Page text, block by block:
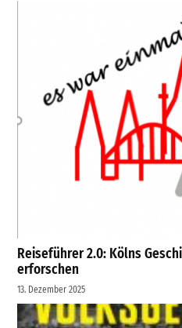
Reiseführer 2.0: Kölns
erforschen
13. Dezember 2025